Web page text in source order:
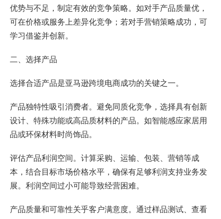
优势与不足，制定有效的竞争策略。如对手产品质量优，
可在价格或服务上差异化竞争；若对手营销策略成功，可
学习借鉴并创新。
二、选择产品
选择合适产品是亚马逊跨境电商成功的关键之一。
产品独特性吸引消费者。避免同质化竞争，选择具有创新
设计、特殊功能或高品质材料的产品。如智能感应家居用
品或环保材料时尚饰品。
评估产品利润空间。计算采购、运输、包装、营销等成
本，结合目标市场价格水平，确保有足够利润支持业务发
展。利润空间过小可能导致经营困难。
产品质量和可靠性关乎客户满意度。通过样品测试、查看